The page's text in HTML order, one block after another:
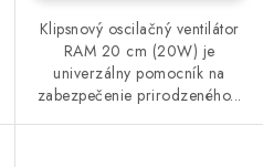
Klipsnový oscilačný ventilátor
RAM 20 cm (20W) je
univerzálny pomocník na
zabezpečenie prirodzeného...